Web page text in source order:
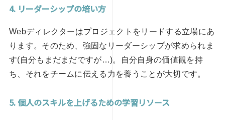
4. リーダーシップの培い方
Webディレクターはプロジェクトをリードする立場にあ
ります。そのため、強固なリーダーシップが求められま
す(自分もまだまだですが…)。自分自身の価値観を持
ち、それをチームに伝える力を養うことが大切です。
5. 個人のスキルを上げるための学習リソース